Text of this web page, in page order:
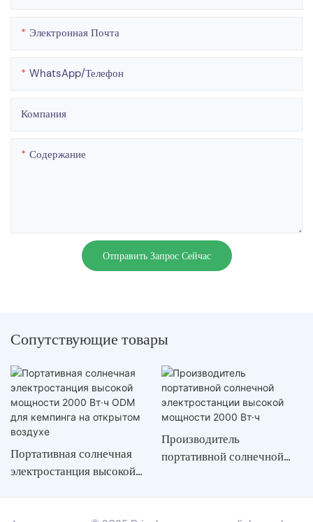
Электронная Почта
WhatsApp/телефон
Компания
Содержание
Отправить Запрос Сейчас
Сопутствующие товары
Портативная солнечная
электростанция высокой
Производитель
портативной солнечной